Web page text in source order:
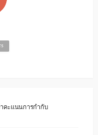
คะแนนการกำกับ